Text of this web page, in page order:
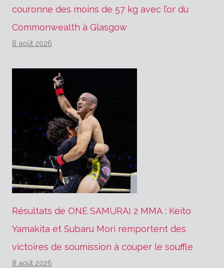
couronne des moins de 57 kg avec l’or du
Commonwealth à Glasgow
8 août 2026
Résultats de ONE SAMURAI 2 MMA : Keito
Yamakita et Subaru Mori remportent des
victoires de soumission à couper le souffle
8 août 2026